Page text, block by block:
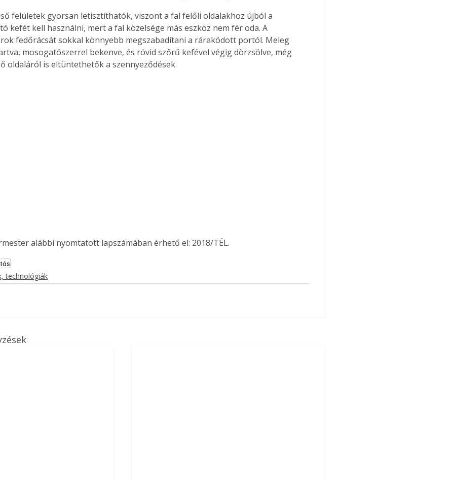
felületek gyorsan letisztíthatók, viszont a fal felőli oldalakhoz újból a
kefét kell használni, mert a fal közelsége más eszköz nem fér oda. A
fedőrácsát sokkal könnyebb megszabadítani a rárakódott portól. Meleg
mosogatószerrel bekenve, és rövid szőrű kefével végig dörzsölve, még
oldaláról is eltüntethetők a szennyeződések.
alábbi nyomtatott lapszámában érhető el: 2018/TÉL.
technológiák